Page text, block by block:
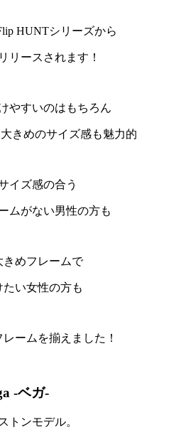
HUNTシリーズから
リースされます！
やすいのはもちろん
きめのサイズ感も魅力的
イズ感の合う
ムがない男性の方も
きめフレームで
い女性の方も
ームを揃えました！
-ベガ-
トンモデル。